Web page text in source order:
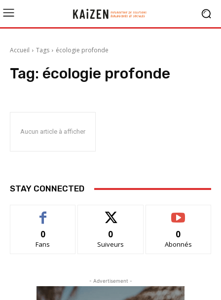
Accueil Tags écologie profonde
Tag: écologie profonde
Aucun article à afficher
STAY CONNECTED
0
Fans
0
Suiveurs
0
Abonnés
- Advertisement -